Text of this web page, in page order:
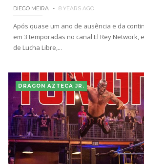
DIEGO MEIRA 8 YEARS AGO
Após quase um ano de ausência e da
em 3 temporadas no canal El Rey Network,
de Lucha Libre,...
DRAGON AZTECA JR.